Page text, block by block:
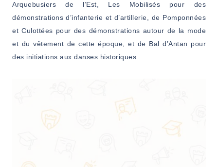
Amateurs d’histoire et de patrimoine
Responsables de structures
Arquebusiers de l’Est, Les Mobilisés pour des
démonstrations d’infanterie et d’artillerie, de Pomponnées
et Culottées pour des démonstrations autour de la mode
et du vêtement de cette époque, et de Bal d’Antan pour
des initiations aux danses historiques.